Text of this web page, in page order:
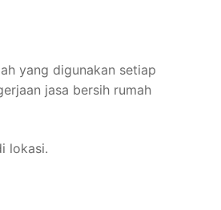
yang digunakan setiap
jasa bersih rumah
lokasi.